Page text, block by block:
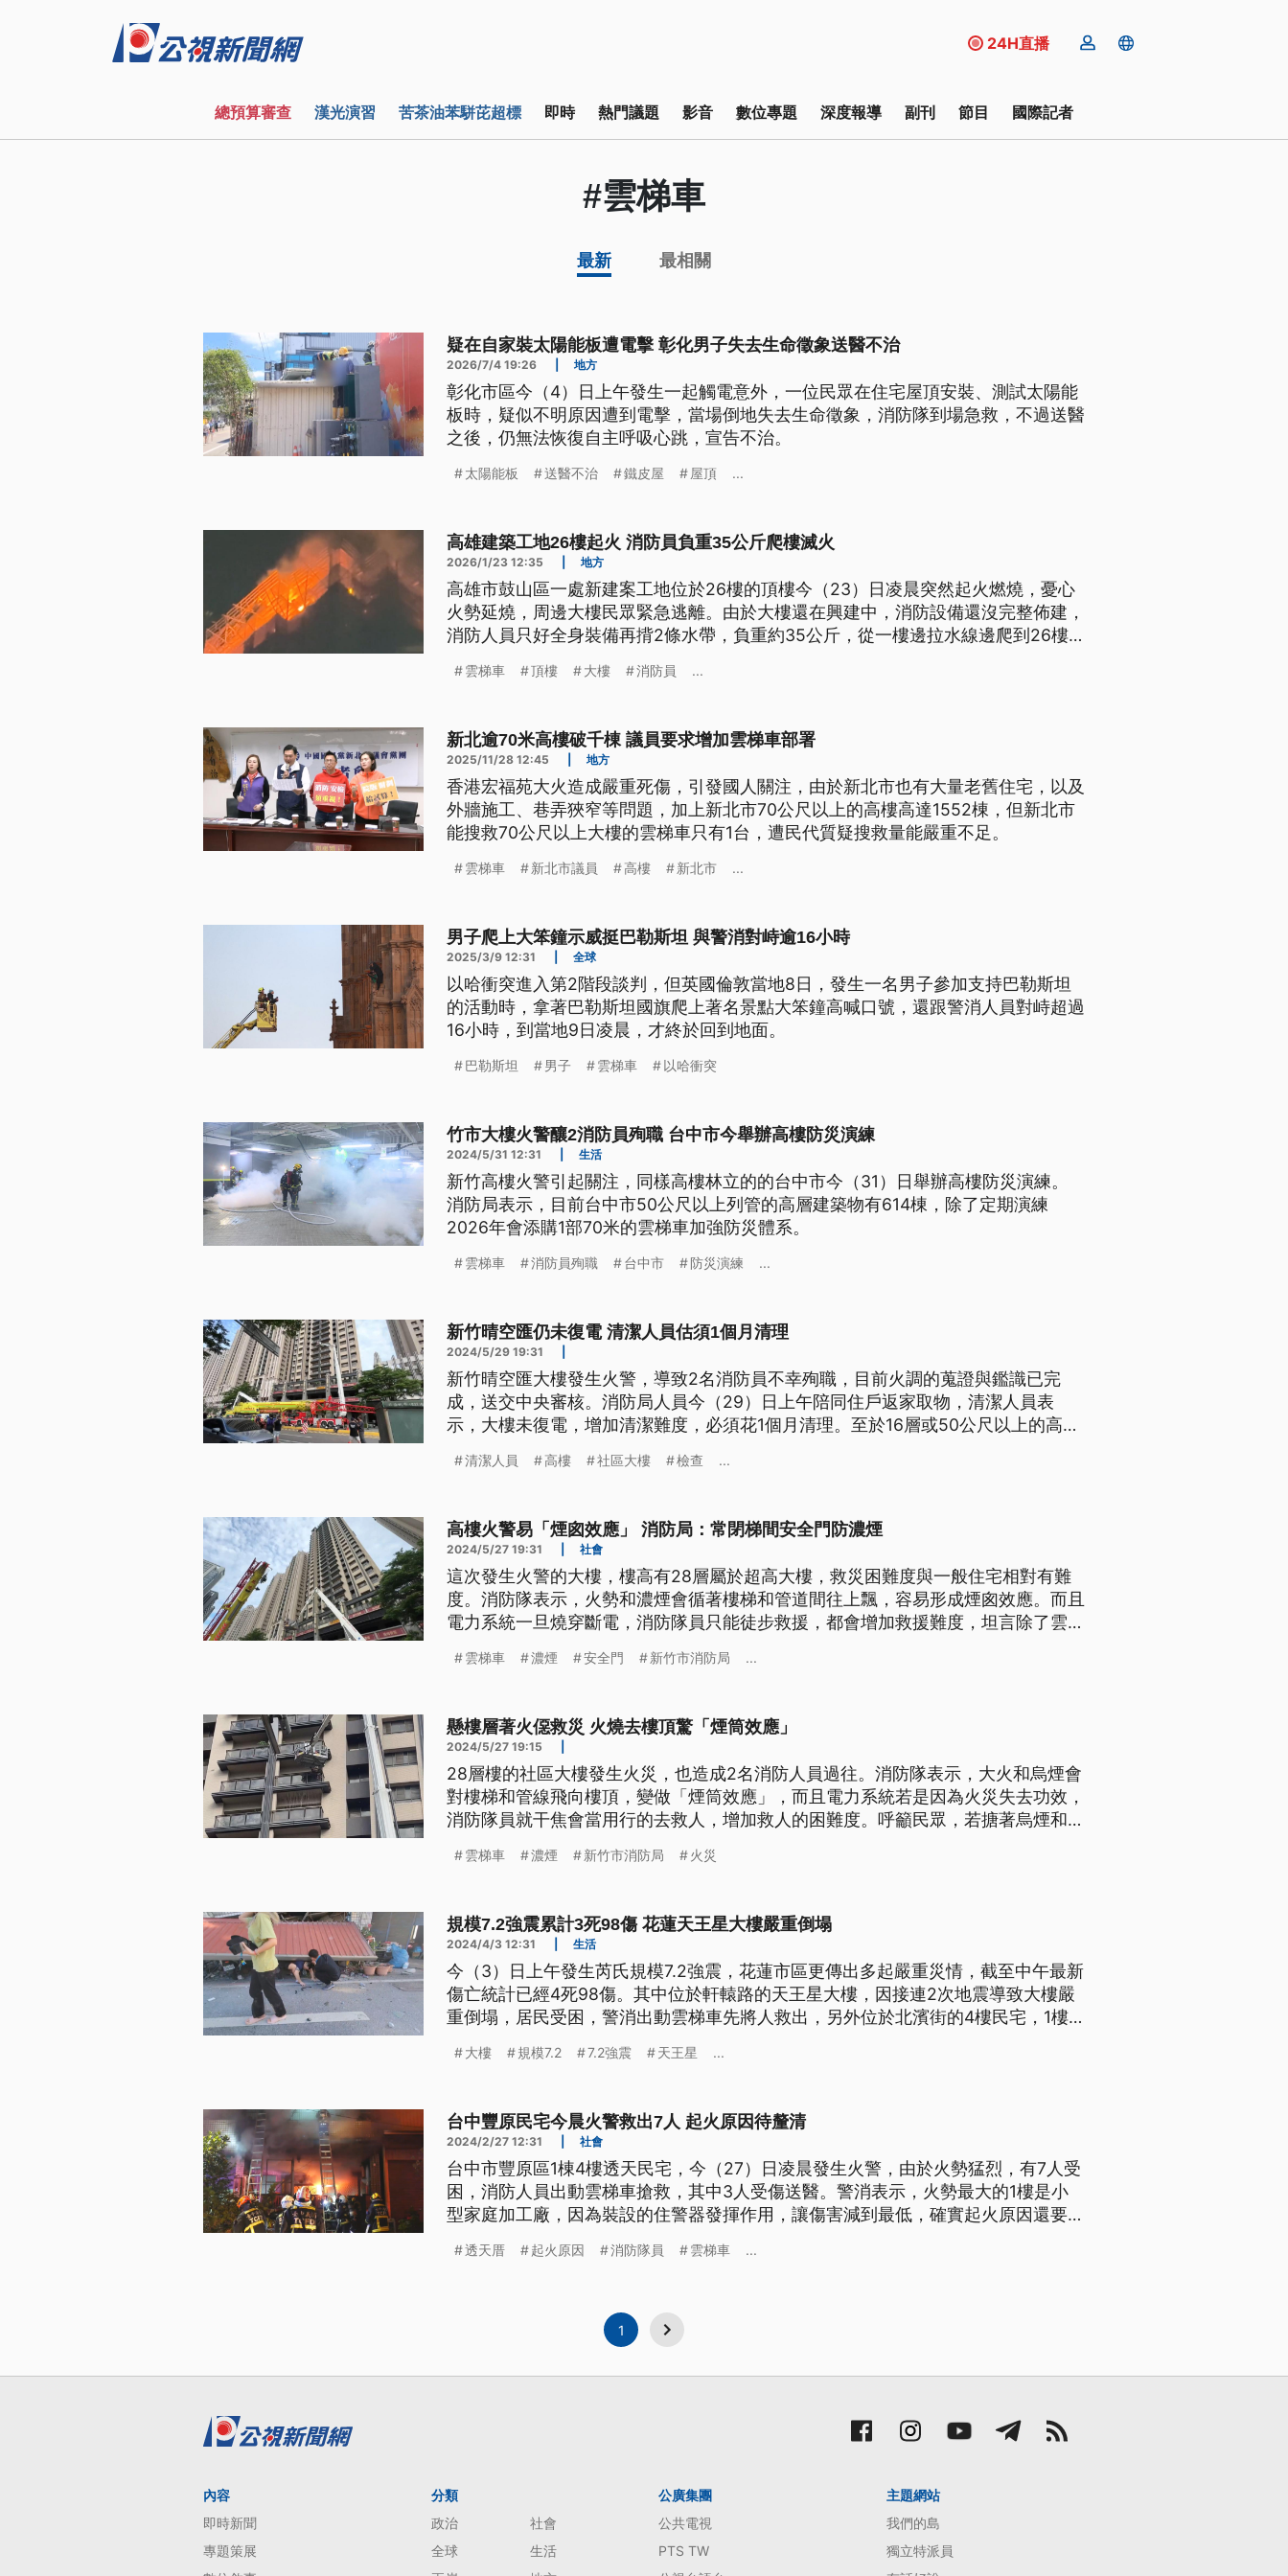
24H直播
總預算審查 漢光演習 苦茶油苯駢芘超標 即時 熱門議題 影音 數位專題 深度報導 副刊 節目 國際記者
#雲梯車
最新 最相關
疑在自家裝太陽能板遭電擊 彰化男子失去生命徵象送醫不治
2026/7/4 19:26 地方
彰化市區今（4）日上午發生一起觸電意外，一位民眾在住宅屋頂安裝、測試太陽能
板時，疑似不明原因遭到電擊，當場倒地失去生命徵象，消防隊到場急救，不過送醫
之後，仍無法恢復自主呼吸心跳，宣告不治。
太陽能板 送醫不治 鐵皮屋 屋頂 ...
高雄建築工地26樓起火 消防員負重35公斤爬樓滅火
2026/1/23 12:35 地方
高雄市鼓山區一處新建案工地位於26樓的頂樓今（23）日凌晨突然起火燃燒，憂心
火勢延燒，周邊大樓民眾緊急逃離。由於大樓還在興建中，消防設備還沒完整佈建，
消防人員只好全身裝備再揹2條水帶，負重約35公斤，從一樓邊拉水線邊爬到26樓
雲梯車 頂樓 大樓 消防員 ...
新北逾70米高樓破千棟 議員要求增加雲梯車部署
2025/11/28 12:45 地方
香港宏福苑大火造成嚴重死傷，引發國人關注，由於新北市也有大量老舊住宅，以及
外牆施工、巷弄狹窄等問題，加上新北市70公尺以上的高樓高達1552棟，但新北市
能搜救70公尺以上大樓的雲梯車只有1台，遭民代質疑搜救量能嚴重不足。
雲梯車 新北市議員 高樓 新北市 ...
男子爬上大笨鐘示威挺巴勒斯坦 與警消對峙逾16小時
2025/3/9 12:31 全球
以哈衝突進入第2階段談判，但英國倫敦當地8日，發生一名男子參加支持巴勒斯坦
的活動時，拿著巴勒斯坦國旗爬上著名景點大笨鐘高喊口號，還跟警消人員對峙超過
16小時，到當地9日凌晨，才終於回到地面。
巴勒斯坦 男子 雲梯車 以哈衝突
竹市大樓火警釀2消防員殉職 台中市今舉辦高樓防災演練
2024/5/31 12:31 生活
新竹高樓火警引起關注，同樣高樓林立的的台中市今（31）日舉辦高樓防災演練。
消防局表示，目前台中市50公尺以上列管的高層建築物有614棟，除了定期演練
2026年會添購1部70米的雲梯車加強防災體系。
雲梯車 消防員殉職 台中市 防災演練 ...
新竹晴空匯仍未復電 清潔人員估須1個月清理
2024/5/29 19:31
新竹晴空匯大樓發生火警，導致2名消防員不幸殉職，目前火調的蒐證與鑑識已完
成，送交中央審核。消防局人員今（29）日上午陪同住戶返家取物，清潔人員表
示，大樓未復電，增加清潔難度，必須花1個月清理。至於16層或50公尺以上的高
專家認為，應加強考核，填補防災缺口。
清潔人員 高樓 社區大樓 檢查 ...
高樓火警易「煙囪效應」 消防局：常閉梯間安全門防濃煙
2024/5/27 19:31 社會
這次發生火警的大樓，樓高有28層屬於超高大樓，救災困難度與一般住宅相對有難
度。消防隊表示，火勢和濃煙會循著樓梯和管道間往上飄，容易形成煙囪效應。而且
電力系統一旦燒穿斷電，消防隊員只能徒步救援，都會增加救援難度，坦言除了雲梯
雲梯車 濃煙 安全門 新竹市消防局 ...
懸樓層著火僫救災 火燒去樓頂驚「煙筒效應」
2024/5/27 19:15
28層樓的社區大樓發生火災，也造成2名消防人員過往。消防隊表示，大火和烏煙會
對樓梯和管線飛向樓頂，變做「煙筒效應」，而且電力系統若是因為火災失去功效，
消防隊員就干焦會當用行的去救人，增加救人的困難度。呼籲民眾，若搪著烏煙和大
言是臺語文。）
雲梯車 濃煙 新竹市消防局 火災
規模7.2強震累計3死98傷 花蓮天王星大樓嚴重倒塌
2024/4/3 12:31 生活
今（3）日上午發生芮氏規模7.2強震，花蓮市區更傳出多起嚴重災情，截至中午最新
傷亡統計已經4死98傷。其中位於軒轅路的天王星大樓，因接連2次地震導致大樓嚴
重倒塌，居民受困，警消出動雲梯車先將人救出，另外位於北濱街的4樓民宅，1樓
大樓 規模7.2 7.2強震 天王星 ...
台中豐原民宅今晨火警救出7人 起火原因待釐清
2024/2/27 12:31 社會
台中市豐原區1棟4樓透天民宅，今（27）日凌晨發生火警，由於火勢猛烈，有7人受
困，消防人員出動雲梯車搶救，其中3人受傷送醫。警消表示，火勢最大的1樓是小
型家庭加工廠，因為裝設的住警器發揮作用，讓傷害減到最低，確實起火原因還要進
透天厝 起火原因 消防隊員 雲梯車 ...
1
內容
即時新聞
專題策展
分類
政治
社會
全球
生活
公廣集團
公共電視
PTS TW
主題網站
我們的島
獨立特派員